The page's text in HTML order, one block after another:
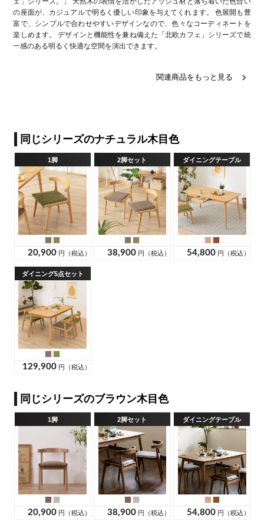
の座面が、カジュアルで明るく優しい印象を与えてくれます。 色展開も豊
富で、シンプルで合わせやすいデザインなので、色々なコーディネートを
楽しめます。 デザインと機能性を兼ね備えた「北欧カフェ」シリーズで統
一感のある明るく快適な空間を演出できます。
関連商品をもっと見る